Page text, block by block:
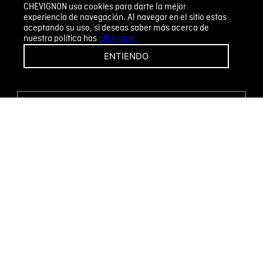
CHEVIGNON usa cookies para darte la mejor
experiencia de navegación. Al navegar en el sitio estas
aceptando su uso, si deseas saber más acerca de
nuestra política hasclick aquí.
ENTIENDO
PETICIONES, QUEJAS Y RECLAMOS
¡CAMBIOS Y DEVOLUCIONES FÁCILES!